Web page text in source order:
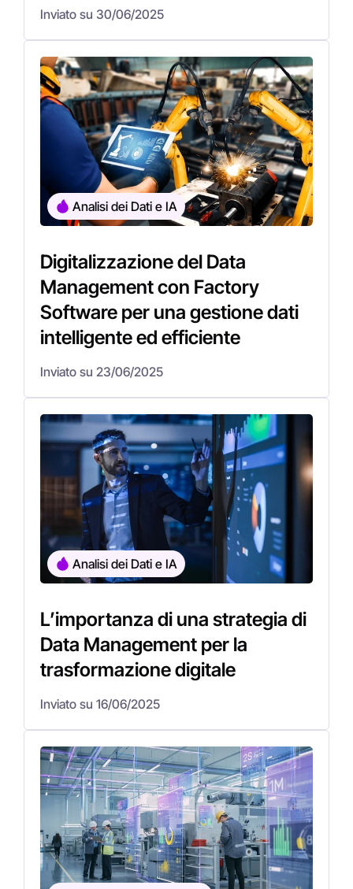
Inviato su 30/06/2025
Analisi dei Dati e IA
Digitalizzazione del Data
Management con Factory
Software per una gestione dati
intelligente ed efficiente
Inviato su 23/06/2025
Analisi dei Dati e IA
L’importanza di una strategia di
Data Management per la
trasformazione digitale
Inviato su 16/06/2025